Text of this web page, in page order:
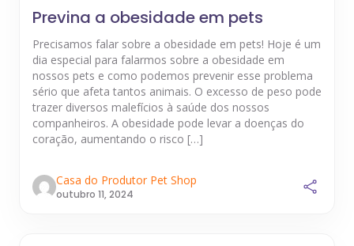
Previna a obesidade em pets
Precisamos falar sobre a obesidade em pets! Hoje é um
dia especial para falarmos sobre a obesidade em
nossos pets e como podemos prevenir esse problema
sério que afeta tantos animais. O excesso de peso pode
trazer diversos malefícios à saúde dos nossos
companheiros. A obesidade pode levar a doenças do
coração, aumentando o risco […]
Casa do Produtor Pet Shop
outubro 11, 2024